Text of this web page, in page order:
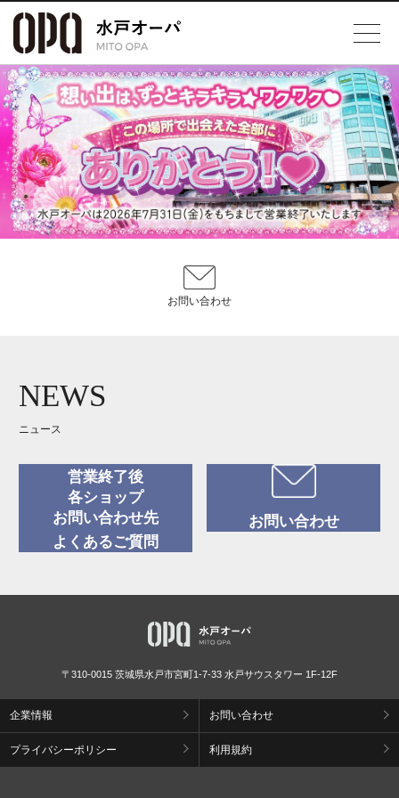
お問い合わせ
NEWS
ニュース
営業終了後
各ショップ
お問い合わせ先
お問い合わせ
よくあるご質問
〒310-0015 茨城県水戸市宮町1-7-33 水戸サウスタワー 1F-12F
企業情報 お問い合わせ
プライバシーポリシー 利用規約